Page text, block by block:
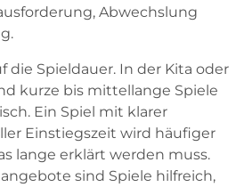
Abwechslung
die Spieldauer. In der Kita oder
kurze bis mittellange Spiele
Ein Spiel mit klarer
Einstiegszeit wird häufiger
lange erklärt werden muss.
sind Spiele hilfreich,